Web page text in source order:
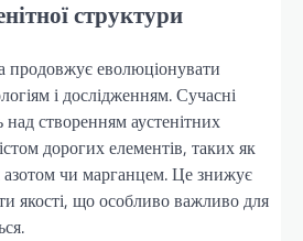
структури
продовжує еволюціонувати
і дослідженням. Сучасні
створенням аустенітних
дорогих елементів, таких як
азотом чи марганцем. Це знижує
якості, що особливо важливо для